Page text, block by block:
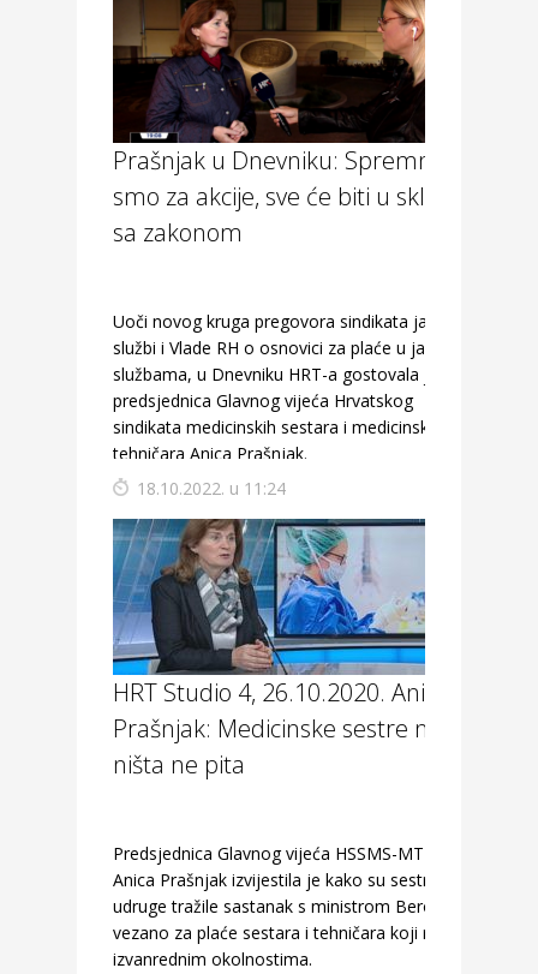
Prašnjak u Dnevniku: Spremni
smo za akcije, sve će biti u skladu
sa zakonom
Uoči novog kruga pregovora sindikata javnih
službi i Vlade RH o osnovici za plaće u javnim
službama, u Dnevniku HRT-a gostovala je
predsjednica Glavnog vijeća Hrvatskog
sindikata medicinskih sestara i medicinskih
tehničara Anica Prašnjak.
18.10.2022. u 11:24
HRT Studio 4, 26.10.2020. Anica
Prašnjak: Medicinske sestre nitko
ništa ne pita
Predsjednica Glavnog vijeća HSSMS-MT-a
Anica Prašnjak izvijestila je kako su sestrinske
udruge tražile sastanak s ministrom Berošem
vezano za plaće sestara i tehničara koji rade u
izvanrednim okolnostima.